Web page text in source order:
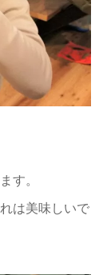
す。
は美味しいで